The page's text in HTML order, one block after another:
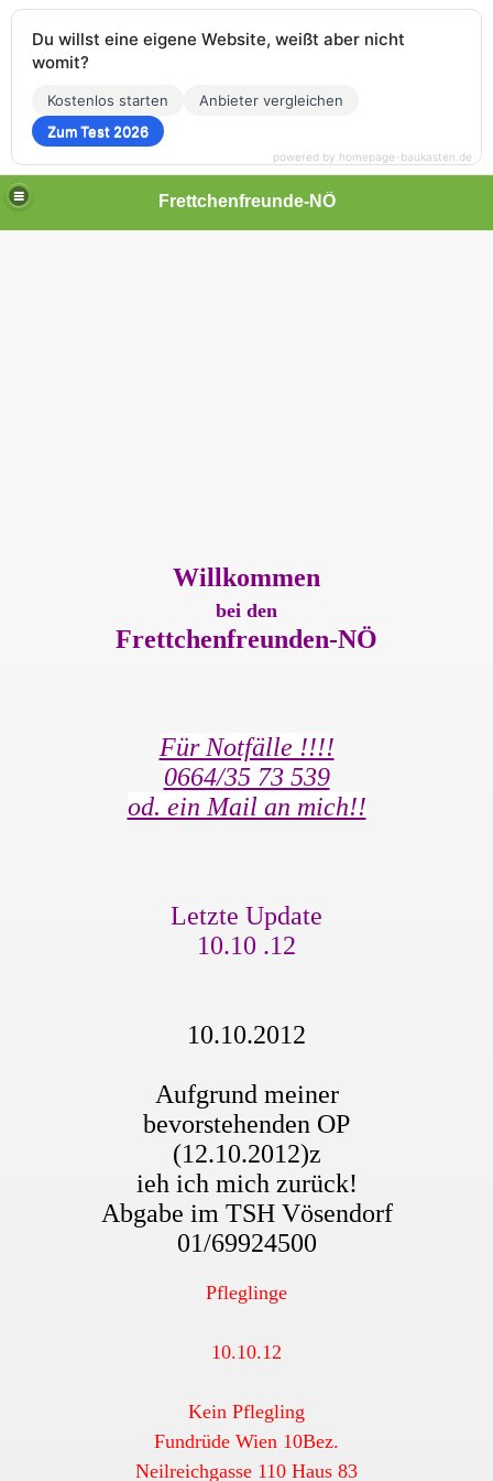
Frettchenfreunde-NÖ
Willkommen
bei den
Frettchenfreunden-NÖ
Für Notfälle !!!!
0664/35 73 539
od. ein Mail an mich!!
Letzte Update
10.10 .12
10.10.2012
Aufgrund meiner
bevorstehenden OP
(12.10.2012)z
ieh ich mich zurück!
Abgabe im TSH Vösendorf
01/69924500
Pfleglinge
10.10.12
Kein Pflegling
Fundrüde Wien 10Bez.
Neilreichgasse 110 Haus 83
Du willst eine eigene Website, weißt aber nicht
womit?
Kostenlos starten
Anbieter vergleichen
Zum Test 2026
powered by homepage-baukasten.de